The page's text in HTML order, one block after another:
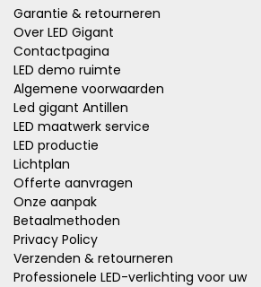
Garantie & retourneren
Over LED Gigant
Contactpagina
LED demo ruimte
Algemene voorwaarden
Led gigant Antillen
LED maatwerk service
LED productie
Lichtplan
Offerte aanvragen
Onze aanpak
Betaalmethoden
Privacy Policy
Verzenden & retourneren
Professionele LED-verlichting voor uw